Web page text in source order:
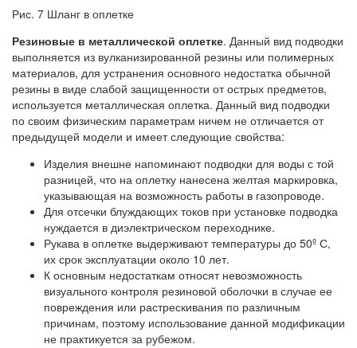
Рис. 7 Шланг в оплетке
Резиновые в металлической оплетке. Данный вид подводки
выполняется из вулканизированной резины или полимерных
материалов, для устранения основного недостатка обычной
резины в виде слабой защищенности от острых предметов,
используется металлическая оплетка. Данный вид подводки
по своим физическим параметрам ничем не отличается от
предыдущей модели и имеет следующие свойства:
Изделия внешне напоминают подводки для воды с той
разницей, что на оплетку нанесена желтая маркировка,
указывающая на возможность работы в газопроводе.
Для отсечки блуждающих токов при установке подводка
нуждается в диэлектрическом переходнике.
Рукава в оплетке выдерживают температуры до 50º С,
их срок эксплуатации около 10 лет.
К основным недостаткам относят невозможность
визуального контроля резиновой оболочки в случае ее
повреждения или растрескивания по различным
причинам, поэтому использование данной модификации
не практикуется за рубежом.